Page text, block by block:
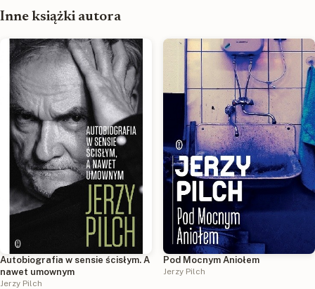
Inne książki autora
Autobiografia w sensie ścisłym. A
nawet umownym
Jerzy Pilch
Pod Mocnym Aniołem
Jerzy Pilch